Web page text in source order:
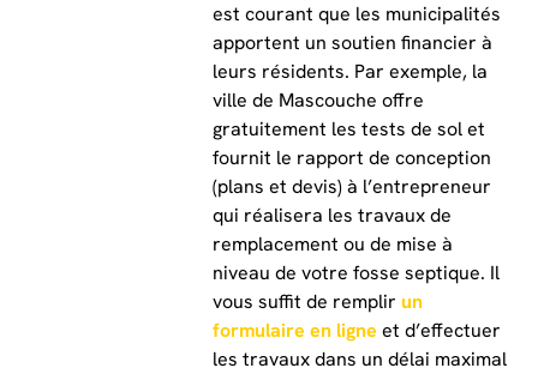
est courant que les municipalités
apportent un soutien financier à
leurs résidents. Par exemple, la
ville de Mascouche offre
gratuitement les tests de sol et
fournit le rapport de conception
(plans et devis) à l’entrepreneur
qui réalisera les travaux de
remplacement ou de mise à
niveau de votre fosse septique. Il
vous suffit de remplir un
formulaire en ligne et d’effectuer
les travaux dans un délai maximal